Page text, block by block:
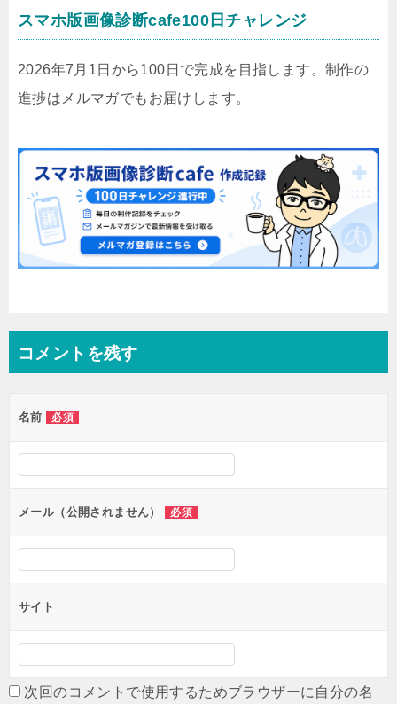
スマホ版画像診断cafe100日チャレンジ
2026年7月1日から100日で完成を目指します。制作の
進捗はメルマガでもお届けします。
コメントを残す
名前 必須
メール（公開されません） 必須
サイト
次回のコメントで使用するためブラウザーに自分の名